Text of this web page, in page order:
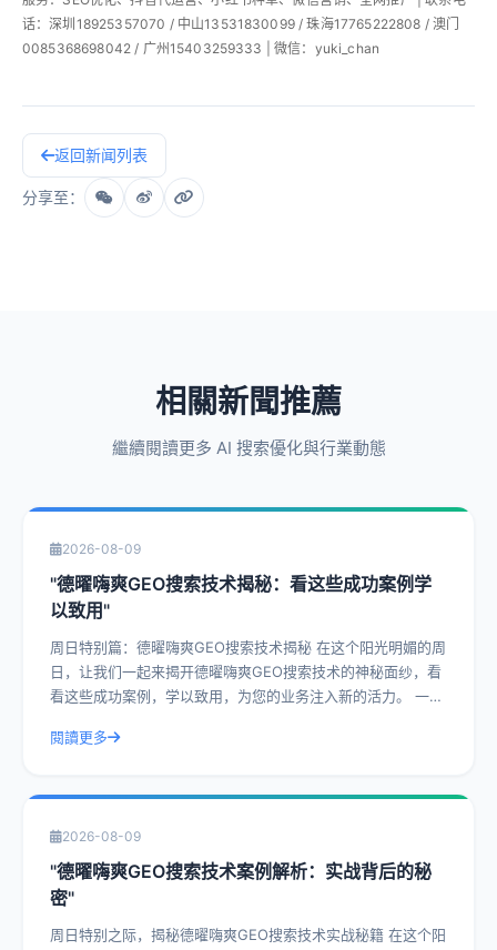
话：深圳18925357070 / 中山13531830099 / 珠海17765222808 / 澳门
0085368698042 / 广州15403259333 | 微信：yuki_chan
返回新闻列表
分享至：
相關新聞推薦
繼續閱讀更多 AI 搜索優化與行業動態
2026-08-09
"德曜嗨爽GEO搜索技术揭秘：看这些成功案例学
以致用"
周日特别篇：德曜嗨爽GEO搜索技术揭秘 在这个阳光明媚的周
日，让我们一起来揭开德曜嗨爽GEO搜索技术的神秘面纱，看
看这些成功案例，学以致用，为您的业务注入新的活力。 一、
閱讀更多
2026-08-09
"德曜嗨爽GEO搜索技术案例解析：实战背后的秘
密"
周日特别之际，揭秘德曜嗨爽GEO搜索技术实战秘籍 在这个阳